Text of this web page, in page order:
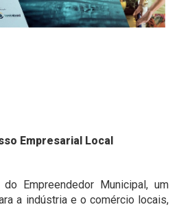
Empresarial Local
Empreendedor Municipal, um
a indústria e o comércio locais,